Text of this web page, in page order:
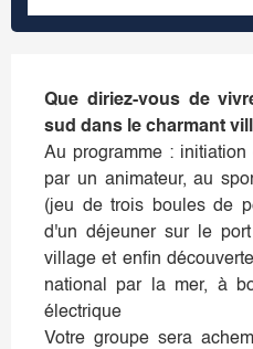
Que diriez-vous de
sud dans le charmant
Au programme :
par un animateur, au
(jeu de trois boules de
d'un déjeuner sur le
village et enfin
national par la mer, à
électrique
Votre groupe sera